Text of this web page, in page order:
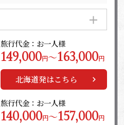
旅行代金：お一人様
149,000円～163,000円
北海道発はこちら
旅行代金：お一人様
140,000円～157,000円